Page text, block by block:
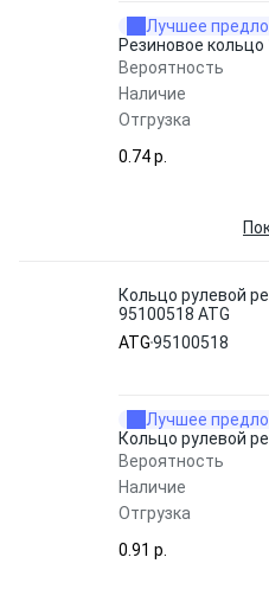
Лучшее
Резиновое кольцо
Вероятность
Наличие
Отгрузка
0.74 p.
Кольцо рулевой
95100518 ATG
ATG95100518
Лучшее
Кольцо рулевой
Вероятность
Наличие
Отгрузка
0.91 p.